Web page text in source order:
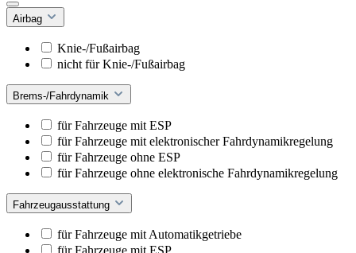
Airbag
Knie-/Fußairbag
nicht für Knie-/Fußairbag
Brems-/Fahrdynamik
für Fahrzeuge mit ESP
für Fahrzeuge mit elektronischer Fahrdynamikregelung
für Fahrzeuge ohne ESP
für Fahrzeuge ohne elektronische Fahrdynamikregelung
Fahrzeugausstattung
für Fahrzeuge mit Automatikgetriebe
für Fahrzeuge mit ESP